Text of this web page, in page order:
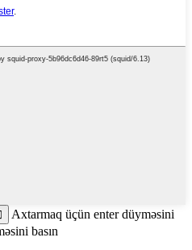
Axtarmaq üçün enter düyməsini
basın